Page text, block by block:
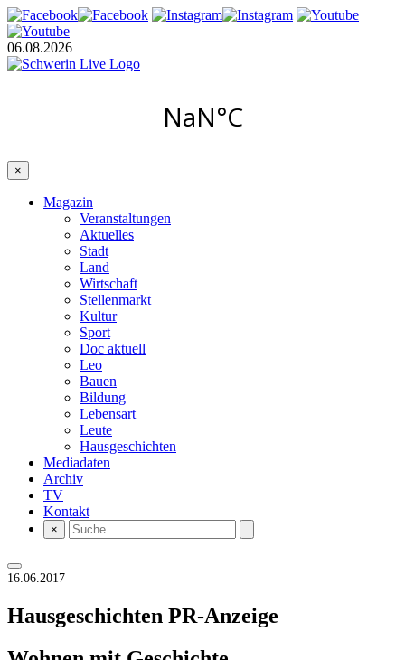
06.08.2026
×
Magazin
Veranstaltungen
Aktuelles
Stadt
Land
Wirtschaft
Stellenmarkt
Kultur
Sport
Doc aktuell
Leo
Bauen
Bildung
Lebensart
Leute
Hausgeschichten
Mediadaten
Archiv
TV
Kontakt
×
16.06.2017
Hausgeschichten PR-Anzeige